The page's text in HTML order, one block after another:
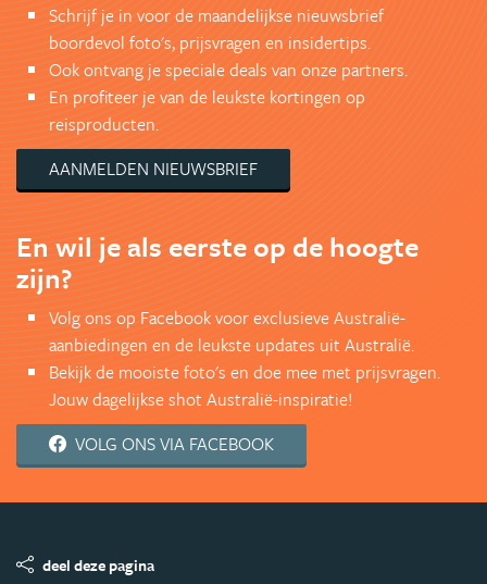
Schrijf je in voor de maandelijkse nieuwsbrief
boordevol foto's, prijsvragen en insidertips.
Ook ontvang je speciale deals van onze partners.
En profiteer je van de leukste kortingen op
reisproducten.
AANMELDEN NIEUWSBRIEF
En wil je als eerste op de hoogte
zijn?
Volg ons op Facebook voor exclusieve Australië-
aanbiedingen en de leukste updates uit Australië.
Bekijk de mooiste foto's en doe mee met prijsvragen.
Jouw dagelijkse shot Australië-inspiratie!
VOLG ONS VIA FACEBOOK
deel deze pagina